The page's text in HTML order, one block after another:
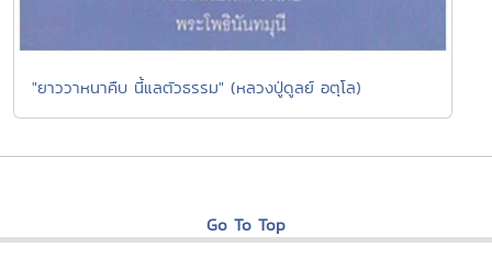
"ยาววาหนาคืบ นี้แลตัวธรรม" (หลวงปู่ดูลย์ อตุโล)
Go To Top